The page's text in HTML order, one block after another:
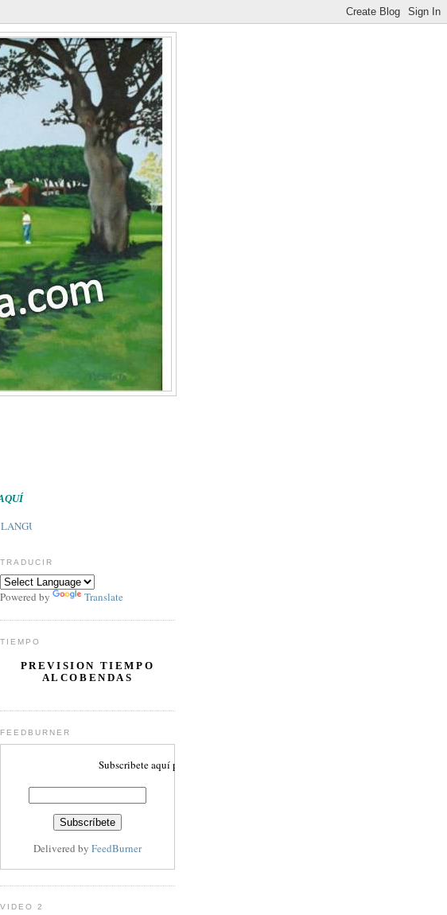
en 'TRADUCIR' y escoja 'SPANISH' en el panel derecho debajo
TRADUCIR
Powered by Translate
TIEMPO
PREVISION TIEMPO
ALCOBENDAS
FEEDBURNER
Subscribete aquí para recibir actulizaciones automáticamente
Delivered by FeedBurner
VIDEO 2